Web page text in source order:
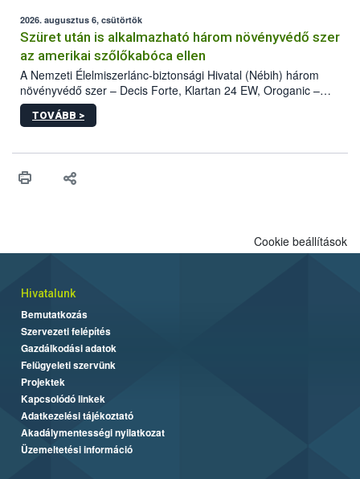
az intenzív felderítést, emellett az intézkedéseket a szlovák
hatósággal is összehangolják a terjedés megállítása érdekében.
2026. augusztus 6, csütörtök
Szüret után is alkalmazható három növényvédő szer
az amerikai szőlőkabóca ellen
A Nemzeti Élelmiszerlánc-biztonsági Hivatal (Nébih) három
növényvédő szer – Decis Forte, Klartan 24 EW, Oroganic –
engedélyokiratát módosította, így azok a szüretet követően,
egészen a vesszőérettség (BBCH 91) stádiumáig
érésű szőlőkben is legyen lehetőség a károsító elleni további
felhasználók számára is elérhető és ökológiai termesztésben is
TOVÁBB >
Cookie beállítások
Hivatalunk
Bemutatkozás
Szervezeti felépítés
Gazdálkodási adatok
Felügyeleti szervünk
Projektek
Kapcsolódó linkek
Adatkezelési tájékoztató
Akadálymentességi nyilatkozat
Üzemeltetési információ